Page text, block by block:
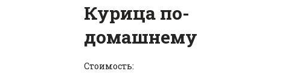
Курица по-
домашнему
Стоимость: